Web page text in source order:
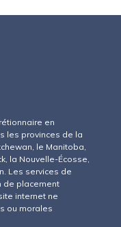
en
les provinces de la
le Manitoba,
la Nouvelle-Écosse,
Les services de
de placement
internet ne
ou morales